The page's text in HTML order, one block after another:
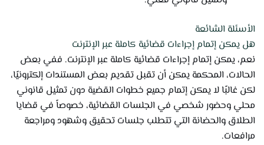
الأسئلة الشائعة
هل يمكن إتمام إجراءات قضائية كاملة عبر الإنترنت
نعم، يمكن إتمام إجراءات قضائية كاملة عبر الإنترنت. ففي بعض
الحالات، المحكمة يمكن أن تقبل تقديم بعض المستندات إلكترونيًا،
لكن غالبًا لا يمكن إتمام جميع خطوات القضية دون تمثيل قانوني
محلي وحضور شخصي في الجلسات القضائية، خصوصاً في قضايا
الطلاق والحضانة التي تتطلب جلسات تحقيق وشهود ومراجعة
مرافعات.